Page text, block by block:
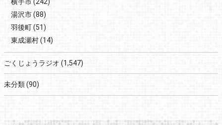
湯沢市(88)
羽後町(51)
東成瀬村(14)
ごくじょうラジオ (1,547)
未分類(90)